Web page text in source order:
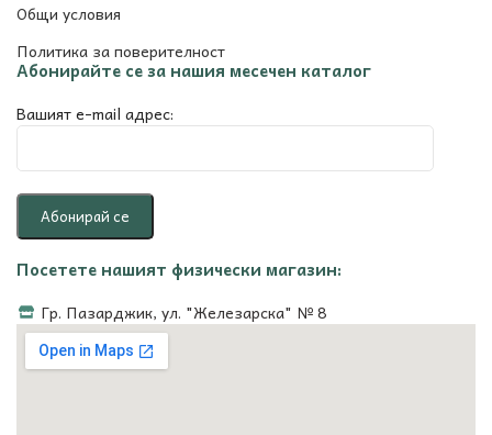
Общи условия
Политика за поверителност
Абонирайте се за нашия месечен каталог
Вашият e-mail адрес:
Посетете нашият физически магазин:
Гр. Пазарджик, ул. "Железарска" № 8